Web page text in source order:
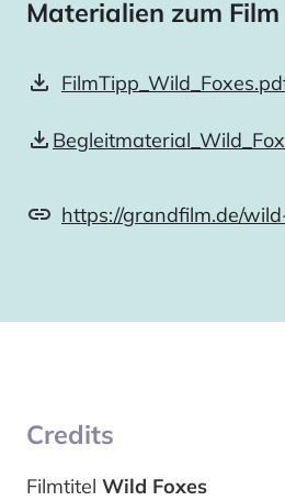
Materialien zum Film
https://grandfilm.de/
Credits
Filmtitel Wild Foxes